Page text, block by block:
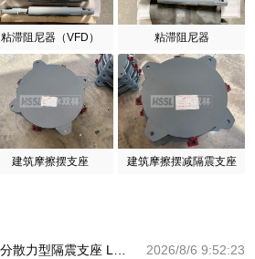
粘滞阻尼器（VFD） 粘滞阻尼器
建筑摩擦摆支座 建筑摩擦摆减隔震支座
建筑用隔震支座什么价格 分散力型隔震支座 LRB600橡胶隔振支座厂家
2026/8/6 9:52:23